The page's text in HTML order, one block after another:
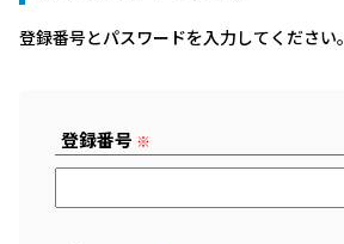
登録番号とパスワードを⼊⼒してください。
登録番号 ※